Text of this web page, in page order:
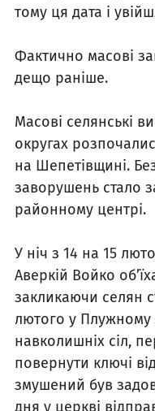
тому ця дата і
Фактично масові
дещо раніше.
Масові селянські
округах
на Шепетівщині.
заворушень стало
районному центрі.
У ніч з 14 на 15
Аверкій Войко
закликаючи селян
лютого у Плужному
навколишніх сіл,
повернути ключі
змушений був
дня у церкві